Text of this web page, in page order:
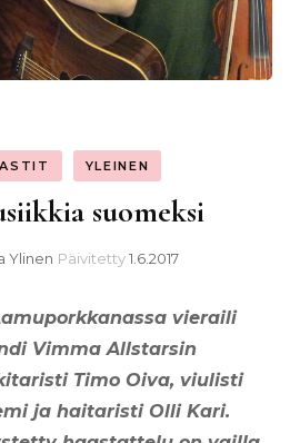
YLEINEN
suomeksi
Ylinen Päivitetty1.6.2017
vieraili
Vimma Allstarsin
Timo Oiva, viulisti
ja haitaristi Olli Kari.